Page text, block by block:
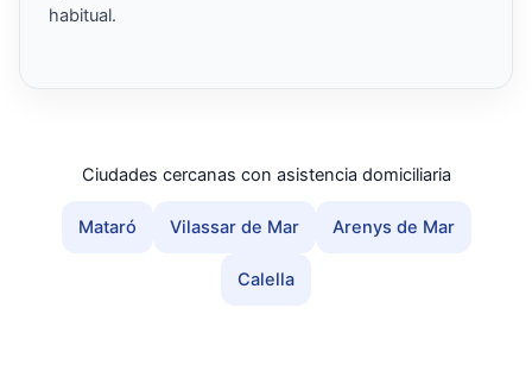
habitual.
Ciudades cercanas con asistencia domiciliaria
Mataró Vilassar de Mar Arenys de Mar
Calella